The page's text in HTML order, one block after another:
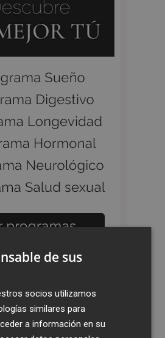
de sus
socios utilizamos
similares para
a información en su